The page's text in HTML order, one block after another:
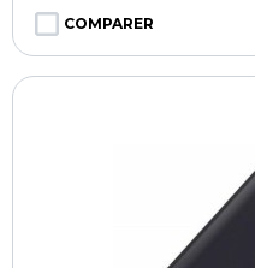
COMPARER